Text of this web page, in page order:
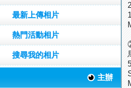
最新上傳相片
熱門活動相片
搜尋我的相片
主辦